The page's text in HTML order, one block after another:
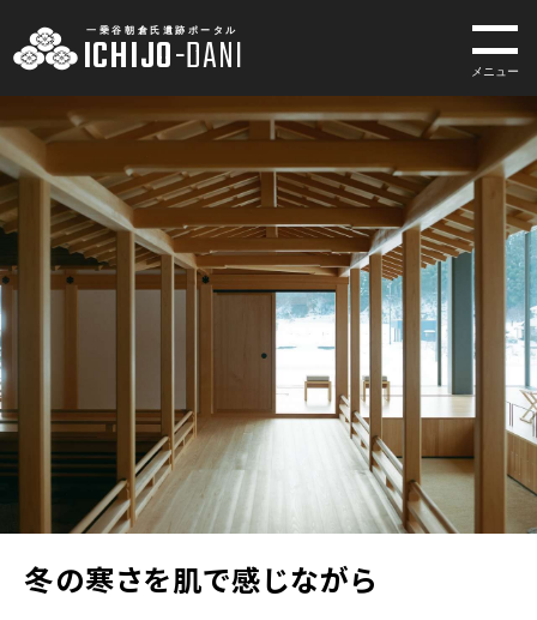
一乗谷朝倉氏遺跡ポータル
ICHIJO-DANI メニュー
ICHIJO-DANI
INDEX トップページ
一乗谷朝倉氏遺跡博物館
一乗谷朝倉氏遺跡
ACCESS アクセス
EVENTS イベント・展示情報
GO AROUND
RESERVATION 予約・各種申込
冬の寒さを肌で感じながら